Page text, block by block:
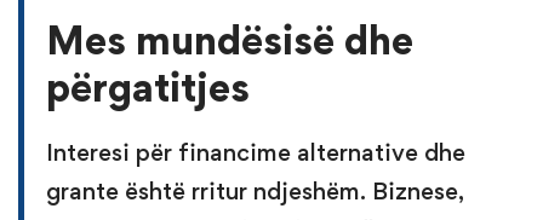
Mes mundësisë dhe
përgatitjes
Interesi për financime alternative dhe
grante është rritur ndjeshëm. Biznese,